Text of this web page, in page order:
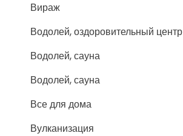
Вираж
Водолей, оздоровительный центр
Водолей, сауна
Водолей, сауна
Все для дома
Вулканизация